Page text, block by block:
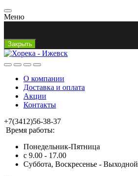
Меню
Закрыть
О компании
Доставка и оплата
Акции
Контакты
+7(3412)56-38-37
Время работы:
Понедельник-Пятница
с 9.00 - 17.00
Суббота, Воскресенье - Выходной